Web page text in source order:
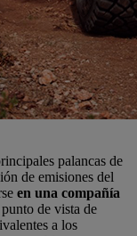
palancas de
de emisiones del
en una compañía
de vista de
a los